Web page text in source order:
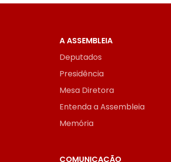
A ASSEMBLEIA
Deputados
Presidência
Mesa Diretora
Entenda a Assembleia
Memória
COMUNICAÇÃO